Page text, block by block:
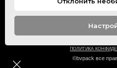
ПОЛИТИКА
©bvpack все